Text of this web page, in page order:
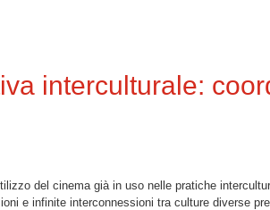
interculturale:
del cinema già in uso nelle pratiche
e infinite interconnessioni tra culture diverse